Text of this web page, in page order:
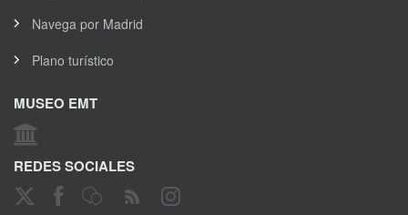
Navega por Madrid
Plano turístico
MUSEO EMT
REDES SOCIALES